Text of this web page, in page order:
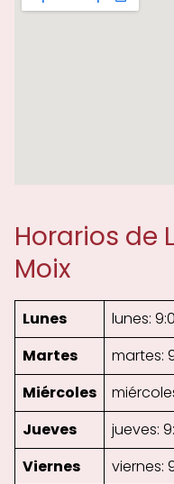
Horarios de
Moix
Lunes
lunes:
Martes
martes:
Miércoles
Jueves
jueves:
Viernes
viernes: